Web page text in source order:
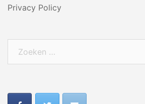
Privacy Policy